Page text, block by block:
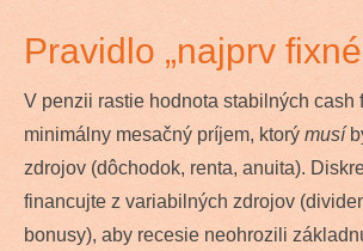
Pravidlo „najprv
V penzii rastie hodnota stabilných cash
minimálny mesačný príjem, ktorý musí
zdrojov (dôchodok, renta, anuita).
financujte z variabilných zdrojov
bonusy), aby recesie neohrozili